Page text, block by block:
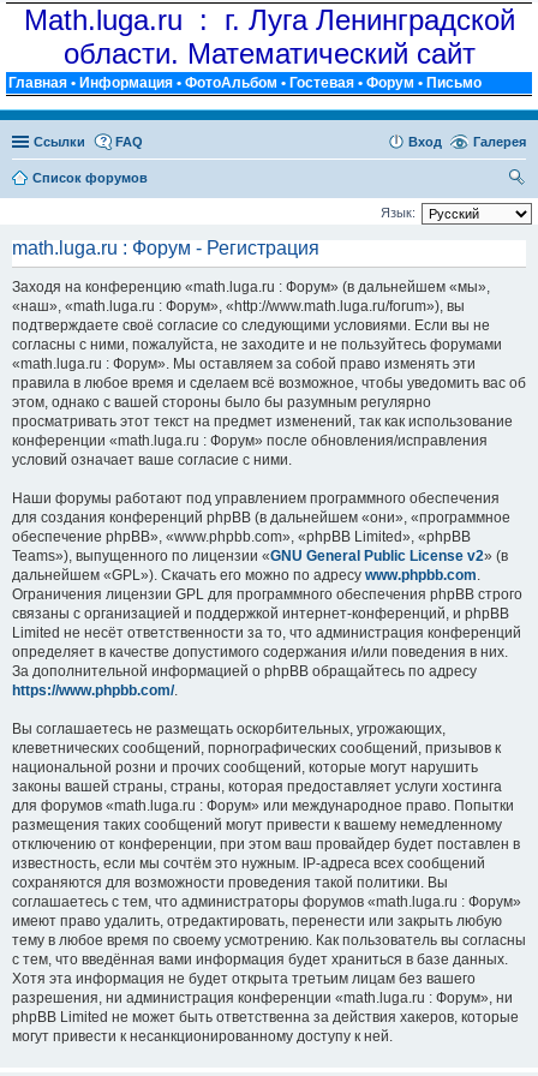
Math.luga.ru : г. Луга Ленинградской
области. Математический сайт
Главная • Информация • ФотоАльбом • Гостевая • Форум • Письмо
Ссылки Галерея
FAQ Вход
Список форумов
ои
Язык:
math.luga.ru : Форум - Регистрация
Заходя на конференцию «math.luga.ru : Форум» (в дальнейшем «мы»,
«наш», «math.luga.ru : Форум», «http://www.math.luga.ru/forum»), вы
подтверждаете своё согласие со следующими условиями. Если вы не
согласны с ними, пожалуйста, не заходите и не пользуйтесь форумами
«math.luga.ru : Форум». Мы оставляем за собой право изменять эти
правила в любое время и сделаем всё возможное, чтобы уведомить вас об
этом, однако с вашей стороны было бы разумным регулярно
просматривать этот текст на предмет изменений, так как использование
конференции «math.luga.ru : Форум» после обновления/исправления
условий означает ваше согласие с ними.
Наши форумы работают под управлением программного обеспечения
для создания конференций phpBB (в дальнейшем «они», «программное
обеспечение phpBB», «www.phpbb.com», «phpBB Limited», «phpBB
Teams»), выпущенного по лицензии «GNU General Public License v2» (в
дальнейшем «GPL»). Скачать его можно по адресу www.phpbb.com.
Ограничения лицензии GPL для программного обеспечения phpBB строго
связаны с организацией и поддержкой интернет-конференций, и phpBB
Limited не несёт ответственности за то, что администрация конференций
определяет в качестве допустимого содержания и/или поведения в них.
За дополнительной информацией о phpBB обращайтесь по адресу
https://www.phpbb.com/.
Вы соглашаетесь не размещать оскорбительных, угрожающих,
клеветнических сообщений, порнографических сообщений, призывов к
национальной розни и прочих сообщений, которые могут нарушить
законы вашей страны, страны, которая предоставляет услуги хостинга
для форумов «math.luga.ru : Форум» или международное право. Попытки
размещения таких сообщений могут привести к вашему немедленному
отключению от конференции, при этом ваш провайдер будет поставлен в
известность, если мы сочтём это нужным. IP-адреса всех сообщений
сохраняются для возможности проведения такой политики. Вы
соглашаетесь с тем, что администраторы форумов «math.luga.ru : Форум»
имеют право удалить, отредактировать, перенести или закрыть любую
тему в любое время по своему усмотрению. Как пользователь вы согласны
с тем, что введённая вами информация будет храниться в базе данных.
Хотя эта информация не будет открыта третьим лицам без вашего
разрешения, ни администрация конференции «math.luga.ru : Форум», ни
phpBB Limited не может быть ответственна за действия хакеров, которые
могут привести к несанкционированному доступу к ней.